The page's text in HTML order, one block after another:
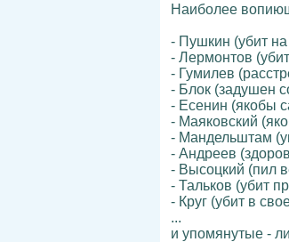
Наиболее
- Пушкин (убит
- Лермонтов
- Гумилев
- Блок (задушен
- Есенин (якобы
- Маяковский
- Мандельштам
- Андреев
- Высоцкий (пил
- Тальков (убит
- Круг (убит в
...
и упомянутые -